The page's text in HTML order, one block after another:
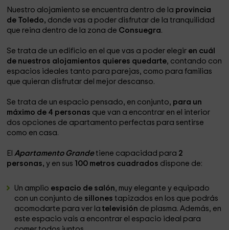
Nuestro alojamiento se encuentra dentro de la provincia
de Toledo, donde vas a poder disfrutar de la tranquilidad
que reina dentro de la zona de Consuegra.
Se trata de un edificio en el que vas a poder elegir en cuál
de nuestros alojamientos quieres quedarte, contando con
espacios ideales tanto para parejas, como para familias
que quieran disfrutar del mejor descanso.
Se trata de un espacio pensado, en conjunto, para un
máximo de 4 personas que van a encontrar en el interior
dos opciones de apartamento perfectas para sentirse
como en casa.
El Apartamento Grandetiene capacidad para 2
personas, y en sus 100 metros cuadrados dispone de:
Un amplio espacio de salón, muy elegante y equipado
con un conjunto de sillonestapizados en los que podrás
acomodarte para ver latelevisión de plasma. Además, en
este espacio vais a encontrar el espacio ideal para